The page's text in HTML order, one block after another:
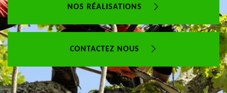
NOS RÉALISATIONS
CONTACTEZ NOUS